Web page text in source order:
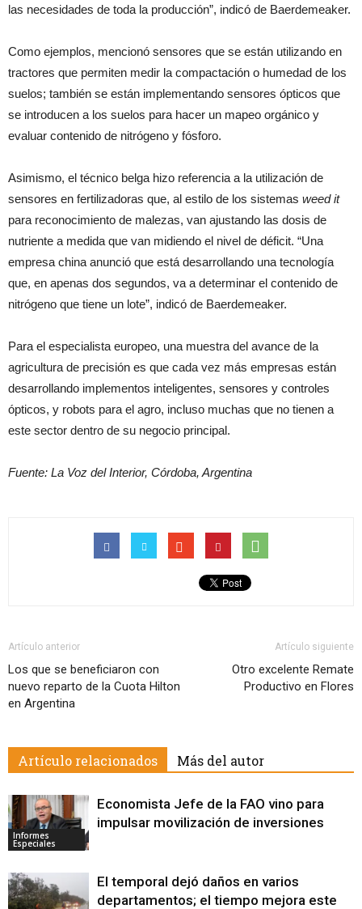
las necesidades de toda la producción”, indicó de Baerdemeaker.
Como ejemplos, mencionó sensores que se están utilizando en
tractores que permiten medir la compactación o humedad de los
suelos; también se están implementando sensores ópticos que
se introducen a los suelos para hacer un mapeo orgánico y
evaluar contenido de nitrógeno y fósforo.
Asimismo, el técnico belga hizo referencia a la utilización de
sensores en fertilizadoras que, al estilo de los sistemas weed it
para reconocimiento de malezas, van ajustando las dosis de
nutriente a medida que van midiendo el nivel de déficit. “Una
empresa china anunció que está desarrollando una tecnología
que, en apenas dos segundos, va a determinar el contenido de
nitrógeno que tiene un lote”, indicó de Baerdemeaker.
Para el especialista europeo, una muestra del avance de la
agricultura de precisión es que cada vez más empresas están
desarrollando implementos inteligentes, sensores y controles
ópticos, y robots para el agro, incluso muchas que no tienen a
este sector dentro de su negocio principal.
Fuente: La Voz del Interior, Córdoba, Argentina
Artículo anterior
Los que se beneficiaron con
nuevo reparto de la Cuota Hilton
en Argentina
Artículo siguiente
Otro excelente Remate
Productivo en Flores
Artículo relacionados Más del autor
Informes
Especiales
Economista Jefe de la FAO vino para
impulsar movilización de inversiones
El temporal dejó daños en varios
departamentos; el tiempo mejora este